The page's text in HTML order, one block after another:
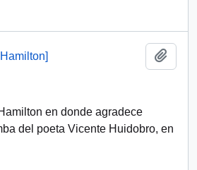
en donde agradece
del poeta Vicente Huidobro, en